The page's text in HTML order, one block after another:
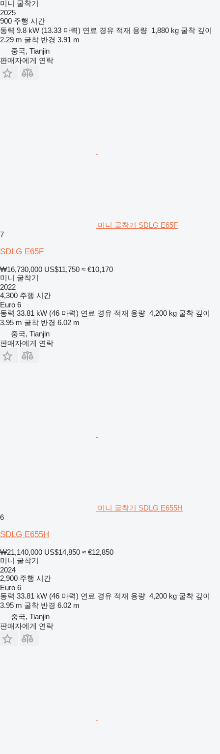
미니 굴착기
2025
900 주행 시간
동력 9.8 kW (13.33 마력) 연료 경유 적재 용량 1,880 kg 굴착 깊이
2.29 m 굴착 반경 3.91 m
중국, Tianjin
판매자에게 연락
미니 굴착기 SDLG E65F
7
SDLG E65F
₩16,730,000 US$11,750 ≈ €10,170
미니 굴착기
2022
4,300 주행 시간
Euro 6
동력 33.81 kW (46 마력) 연료 경유 적재 용량 4,200 kg 굴착 깊이
3.95 m 굴착 반경 6.02 m
중국, Tianjin
판매자에게 연락
미니 굴착기 SDLG E655H
6
SDLG E655H
₩21,140,000 US$14,850 ≈ €12,850
미니 굴착기
2024
2,900 주행 시간
Euro 6
동력 33.81 kW (46 마력) 연료 경유 적재 용량 4,200 kg 굴착 깊이
3.95 m 굴착 반경 6.02 m
중국, Tianjin
판매자에게 연락